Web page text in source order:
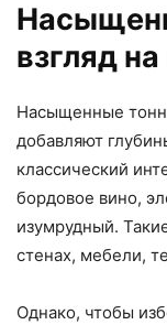
взгляд
Насыщенные
добавляют
классический
бордовое вино,
изумрудный.
стенах, мебели,
Однако, чтобы